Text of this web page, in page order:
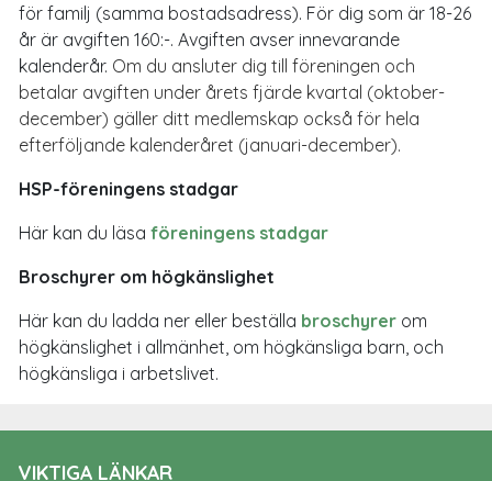
för familj (samma bostadsadress). För dig som är 18-26
år är avgiften 160:-. Avgiften avser innevarande
kalenderår. Om du ansluter dig till föreningen och
betalar avgiften under årets fjärde kvartal (oktober-
december) gäller ditt medlemskap också för hela
efterföljande kalenderåret (januari-december).
HSP-föreningens stadgar
Här kan du läsa föreningens stadgar
Broschyrer om högkänslighet
Här kan du ladda ner eller beställa broschyrer om
högkänslighet i allmänhet, om högkänsliga barn, och
högkänsliga i arbetslivet.
VIKTIGA LÄNKAR